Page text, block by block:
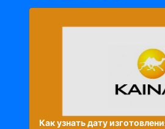
Как узнать дату